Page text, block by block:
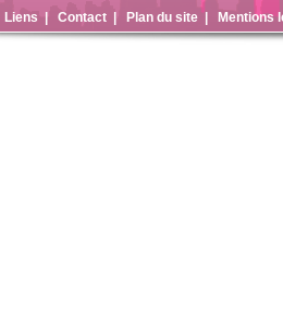
Liens Contact| Plan du site| Mentions